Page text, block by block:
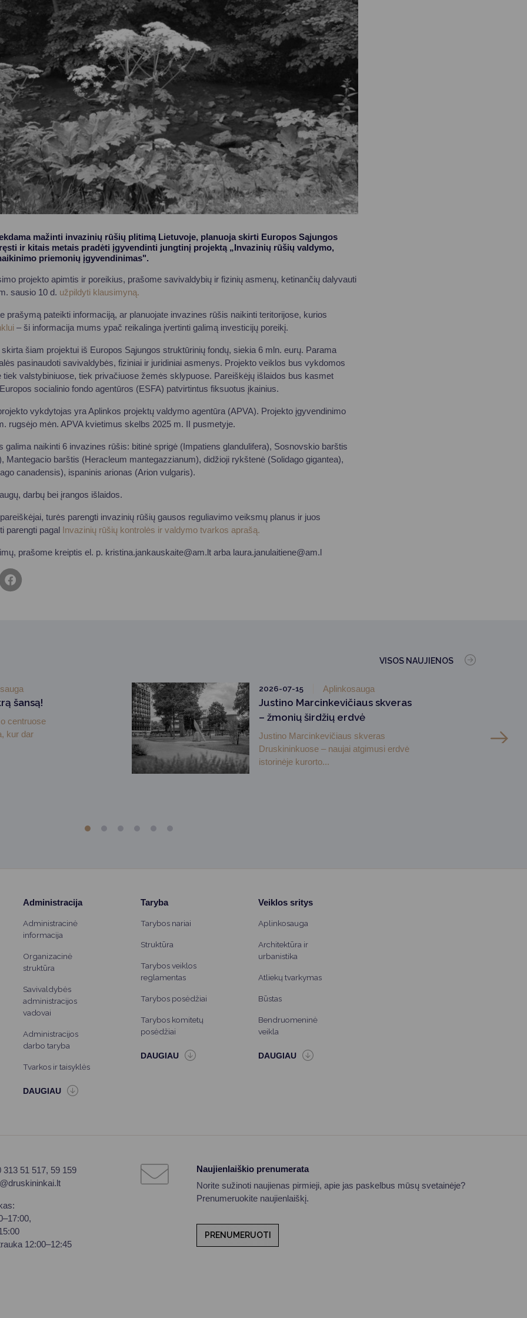
Pranešėjų apsauga
Asmens duomenų apsauga
mažinti invazinių rūšių plitimą Lietuvoje, planuoja skirti Europos Sąjungos
ir kitais metais pradėti įgyvendinti jungtinį projektą „Invazinių rūšių valdymo,
priemonių įgyvendinimas".
projekto apimtis ir poreikius, prašome savivaldybių ir fizinių asmenų, ketinančių dalyvauti
sausio 10 d. užpildyti klausimyną.
prašymą pateikti informaciją, ar planuojate invazines rūšis naikinti teritorijose, kurios
– ši informacija mums ypač reikalinga įvertinti galimą investicijų poreikį.
skirta šiam projektui iš Europos Sąjungos struktūrinių fondų, siekia 6 mln. eurų. Parama
pasinaudoti savivaldybės, fiziniai ir juridiniai asmenys. Projekto veiklos bus vykdomos
tiek valstybiniuose, tiek privačiuose žemės sklypuose. Pareiškėjų išlaidos bus kasmet
socialinio fondo agentūros (ESFA) patvirtintus fiksuotus įkainius.
vykdytojas yra Aplinkos projektų valdymo agentūra (APVA). Projekto įgyvendinimo
rugsėjo mėn. APVA kvietimus skelbs 2025 m. II pusmetyje.
galima naikinti 6 invazines rūšis: bitinė sprigė (Impatiens glandulifera), Sosnovskio barštis
Mantegacio barštis (Heracleum mantegazzianum), didžioji rykštenė (Solidago gigantea),
canadensis), ispaninis arionas (Arion vulgaris).
darbų bei įrangos išlaidos.
pareiškėjai, turės parengti invazinių rūšių gausos reguliavimo veiksmų planus ir juos
parengti pagal Invazinių rūšių kontrolės ir valdymo tvarkos aprašą.
prašome kreiptis el. p. kristina.jankauskaite@am.lt arba laura.janulaitiene@am.l
VISOS NAUJIENOS
šansą!
centruose
kur dar
2026-07-15 Aplinkosauga
Justino Marcinkevičiaus skveras
– žmonių širdžių erdvė
Justino Marcinkevičiaus skveras
Druskininkuose – naujai atgimusi erdvė
istorinėje kurorto...
Administracija
Administracinė
informacija
Organizacinė
struktūra
Savivaldybės
administracijos
vadovai
Administracijos
darbo taryba
Tvarkos ir taisyklės
Taryba
Tarybos nariai
Struktūra
Tarybos veiklos
reglamentas
Tarybos posėdžiai
Tarybos komitetų
posėdžiai
Veiklos sritys
Aplinkosauga
Architektūra ir
urbanistika
Atliekų tvarkymas
Būstas
Bendruomeninė
veikla
313 51 517, 59 159
12:00–12:45
Naujienlaiškio prenumerata
Norite sužinoti naujienas pirmieji, apie jas paskelbus mūsų svetainėje?
Prenumeruokite naujienlaiškį.
PRENUMERUOTI